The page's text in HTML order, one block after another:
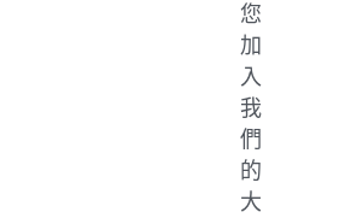
您
加
入
我
們
的
大